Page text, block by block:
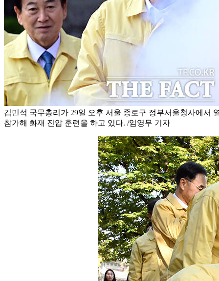
김민석 국무총리가 29일 오후 서울 종로구 정부서울청사에서
참가해 화재 진압 훈련을 하고 있다. /임영무 기자